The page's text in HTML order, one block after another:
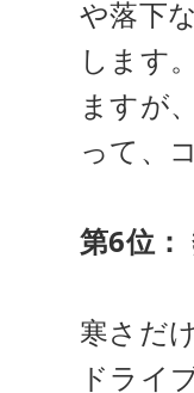
や落下
します
ますが
って、
第6位：
寒さだ
ドライ